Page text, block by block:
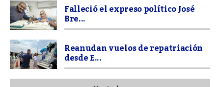
Falleció el expreso político José
Bre...
Reanudan vuelos de repatriación
desde E...